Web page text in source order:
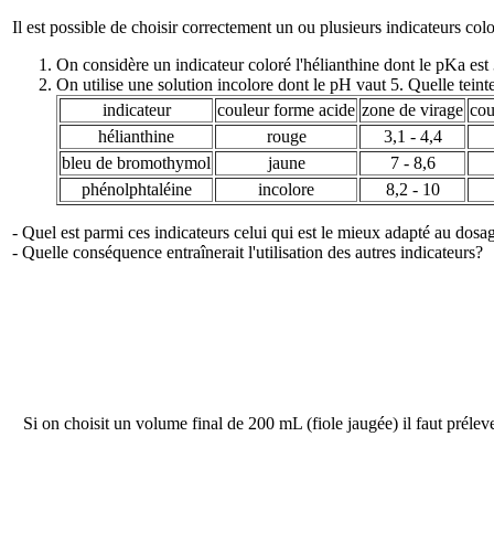
Il est possible de choisir correctement un ou plusieurs indicateurs
On considère un indicateur coloré l'hélianthine dont le pKa
On utilise une solution incolore dont le pH vaut 5. Quelle
indicateur
couleur forme acide zone de virage
hélianthine
rouge
3,1 - 4,4
bleu de bromothymol
jaune
7 - 8,6
phénolphtaléine
incolore 8,2 - 10
- Quel est parmi ces indicateurs celui qui est le mieux adapté au
- Quelle conséquence entraînerait l'utilisation des autres indicateurs?
Si on choisit un volume final de 200 mL (fiole jaugée) il faut